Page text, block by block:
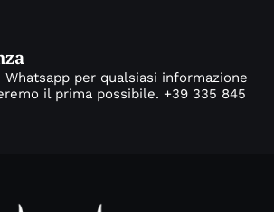
Whatsapp per qualsiasi informazione
il prima possibile. +39 335 845